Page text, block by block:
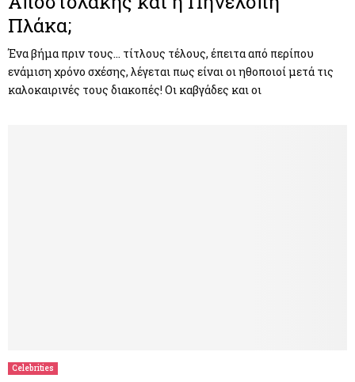
Πλάκα;
Ένα βήμα πριν τους… τίτλους τέλους, έπειτα από περίπου
ενάμιση χρόνο σχέσης, λέγεται πως είναι οι ηθοποιοί μετά τις
καλοκαιρινές τους διακοπές! Οι καβγάδες και οι
Celebrities